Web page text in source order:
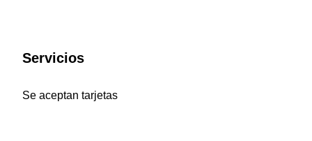
Servicios
Se aceptan tarjetas